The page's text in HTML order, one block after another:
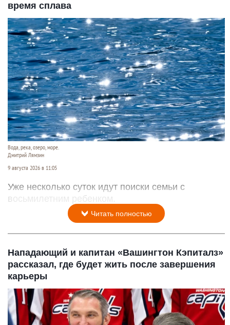
время сплава
Вода, река, озеро, море.
Дмитрий Лямзин
9 августа 2026 в 11:05
Уже несколько суток идут поиски семьи с
восьмилетним ребенком.
Читать полностью
Нападающий и капитан «Вашингтон Кэпиталз»
рассказал, где будет жить после завершения
карьеры